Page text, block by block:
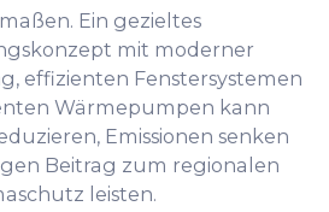
Ein gezieltes
mit moderner
effizienten Fenstersystemen
Wärmepumpen kann
Emissionen senken
Beitrag zum regionalen
leisten.